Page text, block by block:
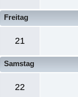
Freitag
21
Samstag
22